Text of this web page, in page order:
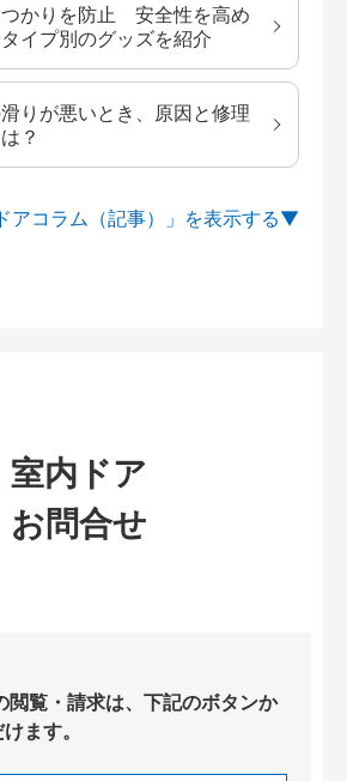
つかりを防止 安全性を高め
イプ別のグッズを紹介
りが悪いとき、原因と修理
？
アコラム（記事）」を
室内ドア
お問合せ
閲覧・請求は、下記のボタンか
ます。